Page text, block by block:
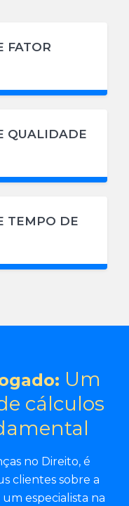
FATOR
QUALIDADE
TEMPO DE
Um
cálculos
no Direito, é
clientes sobre a
especialista na